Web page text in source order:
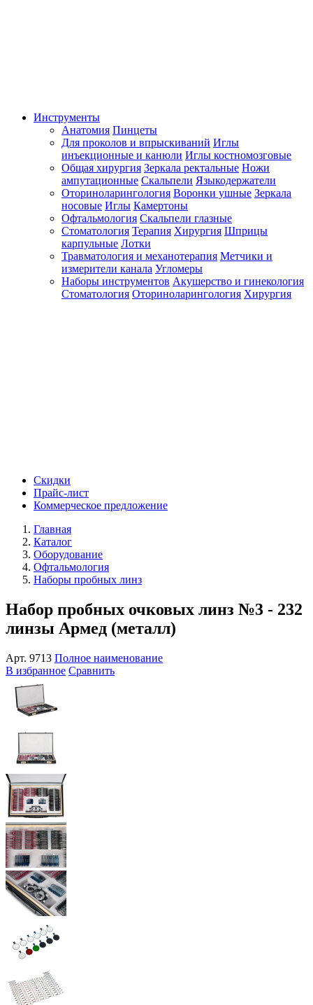
Инструменты
Анатомия Пинцеты
Для проколов и впрыскиваний Иглы
инъекционные и канюли Иглы костномозговые
Общая хирургия Зеркала ректальные Ножи
ампутационные Скальпели Языкодержатели
Оториноларингология Воронки ушные Зеркала
носовые Иглы Камертоны
Офтальмология Скальпели глазные
Стоматология Терапия Хирургия Шприцы
карпульные Лотки
Травматология и механотерапия Метчики и
измерители канала Угломеры
Наборы инструментов Акушерство и гинекология
Стоматология Оториноларингология Хирургия
Скидки
Прайс-лист
Коммерческое предложение
Главная
Каталог
Оборудование
Офтальмология
Наборы пробных линз
Набор пробных очковых линз №3 - 232
линзы Армед (металл)
Арт. 9713 Полное наименование
В избранное Сравнить